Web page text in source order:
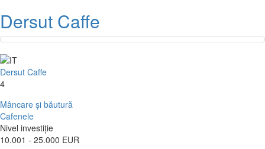
Dersut Caffe
Dersut Caffe
4
Mâncare și băutură
Cafenele
Nivel investiție
10.001 - 25.000 EUR